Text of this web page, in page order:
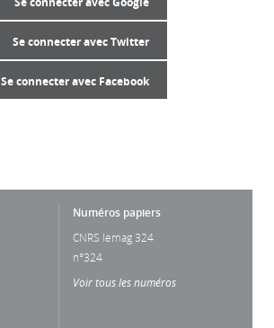
Se connecter avec Twitter
Se connecter avec Facebook
Numéros papiers
CNRS lemag 324
n°324
Voir tous les numéros